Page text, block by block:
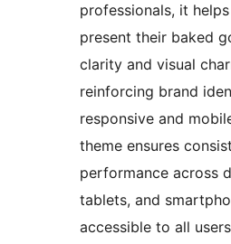
professionals, it
present their baked
clarity and visual
reinforcing brand
responsive and
theme ensures
performance across
tablets, and
accessible to all